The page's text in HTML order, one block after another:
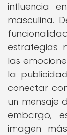
influencia
masculina.
estrategias
las
la
conectar
un mensaje
embargo,
imagen